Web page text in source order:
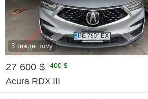
3 тиждні тому
27 600 $ -400 $
Acura RDX III